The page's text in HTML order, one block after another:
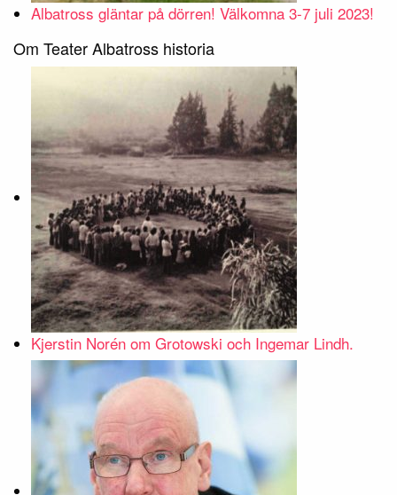
Albatross gläntar på dörren! Välkomna 3-7 juli 2023!
Om Teater Albatross historia
Kjerstin Norén om Grotowski och Ingemar Lindh.